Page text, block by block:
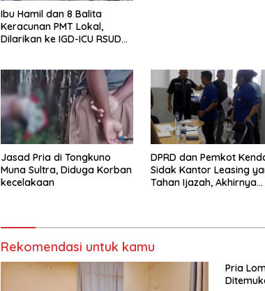
Ibu Hamil dan 8 Balita
Keracunan PMT Lokal,
Dilarikan ke IGD-ICU RSUD
Jasad Pria di Tongkuno
Muna Sultra, Diduga Korban
kecelakaan
DPRD dan Pemkot
Sidak Kantor Leasing
Tahan Ijazah, Akhirnya
Rekomendasi untuk kamu
Pria